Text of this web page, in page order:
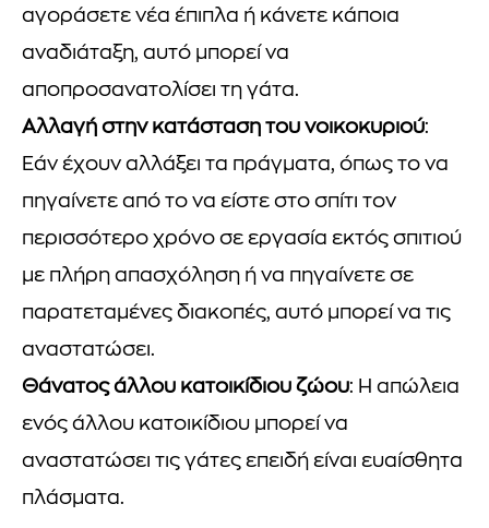
αγοράσετε νέα έπιπλα ή κάνετε κάποια
αναδιάταξη, αυτό μπορεί να
αποπροσανατολίσει τη γάτα.
Αλλαγή στην κατάσταση του νοικοκυριού:
Εάν έχουν αλλάξει τα πράγματα, όπως το να
πηγαίνετε από το να είστε στο σπίτι τον
περισσότερο χρόνο σε εργασία εκτός σπιτιού
με πλήρη απασχόληση ή να πηγαίνετε σε
παρατεταμένες διακοπές, αυτό μπορεί να τις
αναστατώσει.
Θάνατος άλλου κατοικίδιου ζώου: Η απώλεια
ενός άλλου κατοικίδιου μπορεί να
αναστατώσει τις γάτες επειδή είναι ευαίσθητα
πλάσματα.